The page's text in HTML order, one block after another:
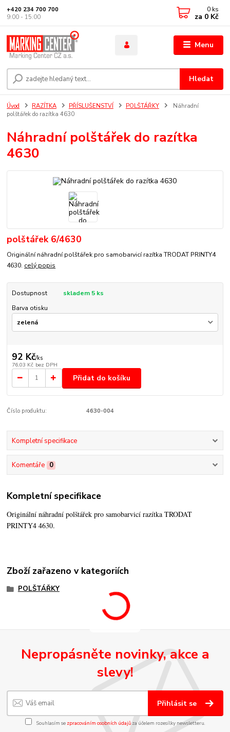
Menu
Hledat
+420 234 700 700
9:00 - 15:00
0 ks
za 0 Kč
Úvod RAZÍTKA PŘÍSLUŠENSTVÍ POLŠTÁŘKY
Náhradní
polštářek do razítka 4630
Náhradní polštářek do razítka
4630
polštářek 6/4630
Originální náhradní polštářek pro samobarvicí razítka TRODAT PRINTY4
4630. celý popis
Dostupnost
skladem 5 ks
Barva otisku
92 Kč/ks
76,03 Kč bez DPH
Přidat do košíku
Číslo produktu: 4630-004
Kompletní specifikace
Komentáře 0
Kompletní specifikace
Originální náhradní polštářek pro samobarvicí razítka TRODAT
PRINTY4 4630.
Zboží zařazeno v kategoriích
POLŠTÁŘKY
Nepropásněte novinky, akce a
slevy!
Přihlásit se
Souhlasím se zpracováním osobních údajůza účelem rozesílky newsletteru.